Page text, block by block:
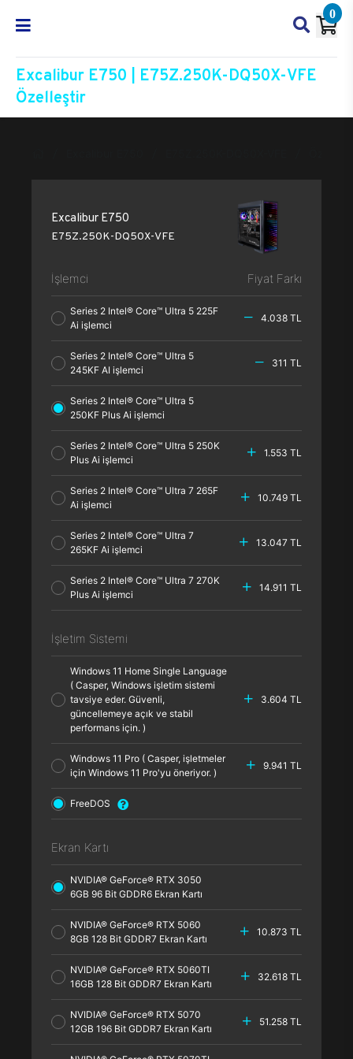
0
Excalibur E750 | E75Z.250K-DQ50X-VFE
Özelleştir
Excalibur E750
E75Z.250K-DQ50X-VFE
İşlemci Fiyat Farkı
Series 2 Intel® Core™ Ultra 5 225F
Ai işlemci
4.038 TL
Series 2 Intel® Core™ Ultra 5
245KF AI işlemci
311 TL
Series 2 Intel® Core™ Ultra 5
250KF Plus Ai işlemci
Series 2 Intel® Core™ Ultra 5 250K
Plus Ai işlemci
1.553 TL
Series 2 Intel® Core™ Ultra 7 265F
Ai işlemci
10.749 TL
Series 2 Intel® Core™ Ultra 7
265KF Ai işlemci
13.047 TL
Series 2 Intel® Core™ Ultra 7 270K
Plus Ai işlemci
14.911 TL
İşletim Sistemi
Windows 11 Home Single Language
( Casper, Windows işletim sistemi
tavsiye eder. Güvenli,
güncellemeye açık ve stabil
performans için. )
3.604 TL
Windows 11 Pro ( Casper, işletmeler
için Windows 11 Pro'yu öneriyor. )
9.941 TL
FreeDOS
Ekran Kartı
NVIDIA® GeForce® RTX 3050
6GB 96 Bit GDDR6 Ekran Kartı
NVIDIA® GeForce® RTX 5060
8GB 128 Bit GDDR7 Ekran Kartı
10.873 TL
NVIDIA® GeForce® RTX 5060TI
16GB 128 Bit GDDR7 Ekran Kartı
32.618 TL
NVIDIA® GeForce® RTX 5070
12GB 196 Bit GDDR7 Ekran Kartı
51.258 TL